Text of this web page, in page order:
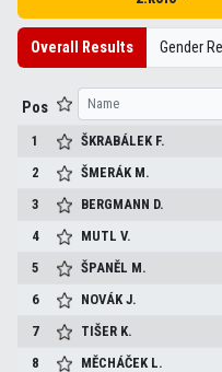
Overall Results Gender
Pos
1 ŠKRABÁLEK F.
2
ŠMERÁK M.
3
BERGMANN D.
4
MUTLV.
5
ŠPANĚL M.
6
NOVÁKJ.
7
TIŠER K.
8
MĚCHÁČEK L.